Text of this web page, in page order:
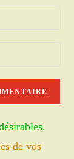
de vos